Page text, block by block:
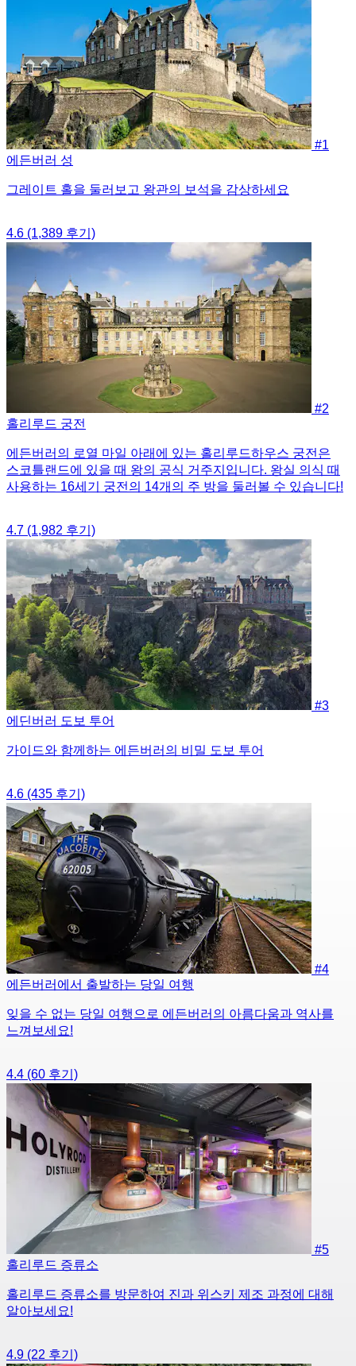
#1
에든버러 성
그레이트 홀을 둘러보고 왕관의 보석을 감상하세요
4.6 (1,389 후기)
#2
홀리루드 궁전
에든버러의 로열 마일 아래에 있는 홀리루드하우스 궁전은
스코틀랜드에 있을 때 왕의 공식 거주지입니다. 왕실 의식 때
사용하는 16세기 궁전의 14개의 주 방을 둘러볼 수 있습니다!
4.7 (1,982 후기)
#3
에딘버러 도보 투어
가이드와 함께하는 에든버러의 비밀 도보 투어
4.6 (435 후기)
#4
에든버러에서 출발하는 당일 여행
잊을 수 없는 당일 여행으로 에든버러의 아름다움과 역사를
느껴보세요!
4.4 (60 후기)
#5
홀리루드 증류소
홀리루드 증류소를 방문하여 진과 위스키 제조 과정에 대해
알아보세요!
4.9 (22 후기)